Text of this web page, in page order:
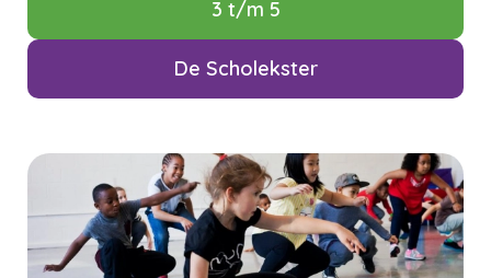
3 t/m 5
De Scholekster